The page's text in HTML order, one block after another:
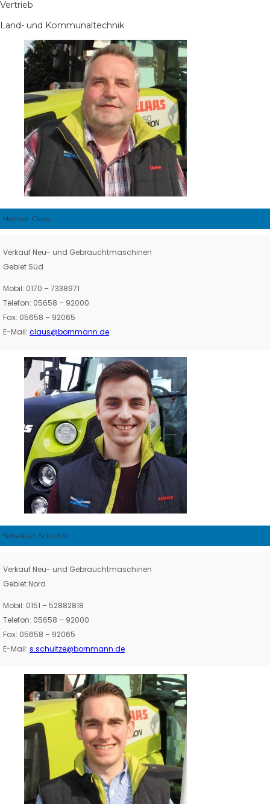
Vertrieb
Land- und Kommunaltechnik
Helmut Claus
Verkauf Neu- und Gebrauchtmaschinen
Gebiet Süd
Mobil: 0170 – 7338971
Telefon: 05658 – 92000
Fax: 05658 – 92065
E-Mail: claus@bornmann.de
Sebastian Schultze
Verkauf Neu- und Gebrauchtmaschinen
Gebiet Nord
Mobil: 0151 – 52882818
Telefon: 05658 – 92000
Fax: 05658 – 92065
E-Mail: s.schultze@bornmann.de